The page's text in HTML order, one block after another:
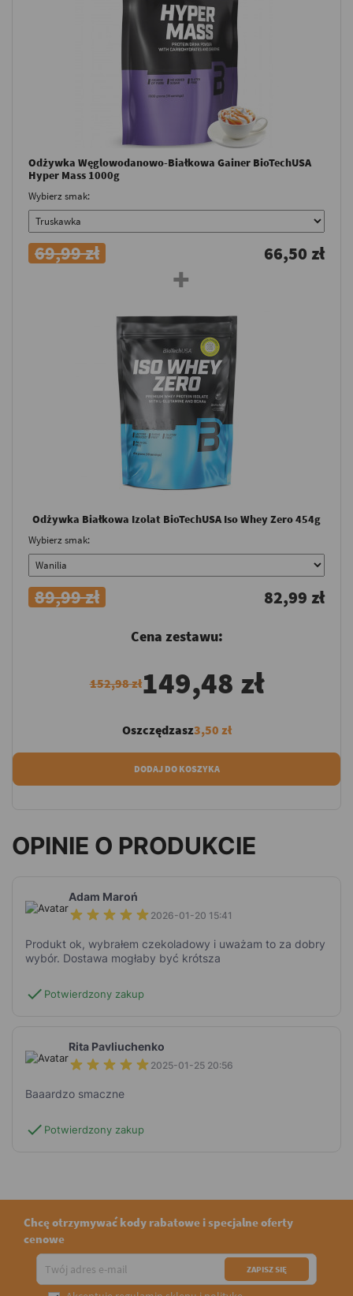
Odżywka Węglowodanowo-Białkowa Gainer BioTechUSA
Hyper Mass 1000g
Wybierz smak:
69,99 zł 66,50 zł
Odżywka Białkowa Izolat BioTechUSA Iso Whey Zero 454g
Wybierz smak:
89,99 zł 82,99 zł
Cena zestawu:
152,98 zł149,48 zł
Oszczędzasz3,50 zł
DODAJ DO KOSZYKA
OPINIE O PRODUKCIE
Adam Maroń
2026-01-20 15:41
Produkt ok, wybrałem czekoladowy i uważam to za dobry
wybór. Dostawa mogłaby być krótsza
check Potwierdzony zakup
Rita Pavliuchenko
2025-01-25 20:56
Baaardzo smaczne
check Potwierdzony zakup
Chcę otrzymywać kody rabatowe i specjalne oferty
cenowe